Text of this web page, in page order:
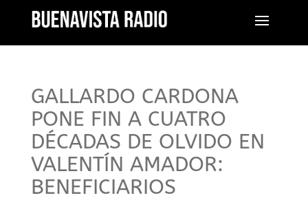
GALLARDO CARDONA
PONE FIN A CUATRO
DÉCADAS DE OLVIDO EN
VALENTÍN AMADOR:
BENEFICIARIOS